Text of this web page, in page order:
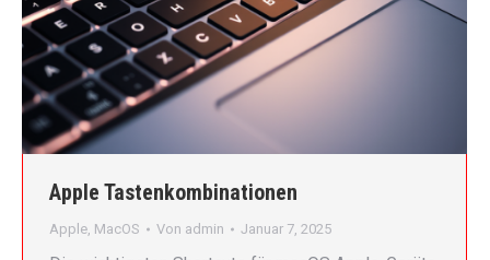
Apple Tastenkombinationen
Apple, MacOS Von admin Januar 7, 2025